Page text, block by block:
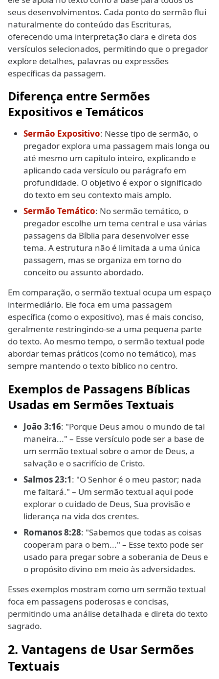
seus desenvolvimentos. Cada ponto do sermão flui
naturalmente do conteúdo das Escrituras,
oferecendo uma interpretação clara e direta dos
versículos selecionados, permitindo que o pregador
explore detalhes, palavras ou expressões
específicas da passagem.
Diferença entre Sermões
Expositivos e Temáticos
Sermão Expositivo: Nesse tipo de sermão, o
pregador explora uma passagem mais longa ou
até mesmo um capítulo inteiro, explicando e
aplicando cada versículo ou parágrafo em
profundidade. O objetivo é expor o significado
do texto em seu contexto mais amplo.
Sermão Temático: No sermão temático, o
pregador escolhe um tema central e usa várias
passagens da Bíblia para desenvolver esse
tema. A estrutura não é limitada a uma única
passagem, mas se organiza em torno do
conceito ou assunto abordado.
Em comparação, o sermão textual ocupa um espaço
intermediário. Ele foca em uma passagem
específica (como o expositivo), mas é mais conciso,
geralmente restringindo-se a uma pequena parte
do texto. Ao mesmo tempo, o sermão textual pode
abordar temas práticos (como no temático), mas
sempre mantendo o texto bíblico no centro.
Exemplos de Passagens Bíblicas
Usadas em Sermões Textuais
João 3:16: "Porque Deus amou o mundo de tal
maneira..." – Esse versículo pode ser a base de
um sermão textual sobre o amor de Deus, a
salvação e o sacrifício de Cristo.
Salmos 23:1: "O Senhor é o meu pastor; nada
me faltará." – Um sermão textual aqui pode
explorar o cuidado de Deus, Sua provisão e
liderança na vida dos crentes.
Romanos 8:28: "Sabemos que todas as coisas
cooperam para o bem..." – Esse texto pode ser
usado para pregar sobre a soberania de Deus e
o propósito divino em meio às adversidades.
Esses exemplos mostram como um sermão textual
foca em passagens poderosas e concisas,
permitindo uma análise detalhada e direta do texto
sagrado.
2. Vantagens de Usar Sermões
Textuais